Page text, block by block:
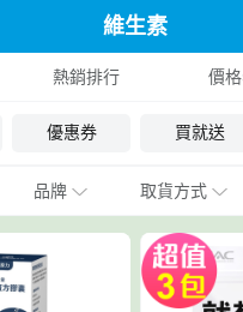
維生素
熱銷排行 價格
優惠券 買就送
品牌 取貨方式